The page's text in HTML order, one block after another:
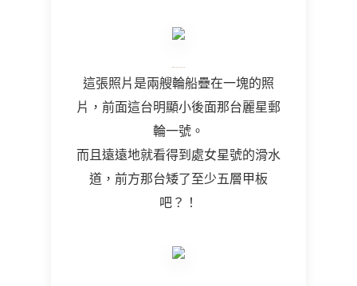
這張照片是兩艘輪船疊在一塊的照
片，前面這台明顯小後面那台麗星郵
輪一號。
而且遠遠地就看得到處女星號的滑水
道，前方那台矮了至少五層甲板
吧？！